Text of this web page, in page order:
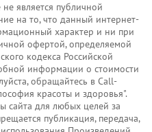
является публичной
на то, что данный интернет-
характер и ни при
офертой, определяемой
кодекса Российской
информации о стоимости
обращайтесь в Call-
красоты и здоровья".
сайта для любых целей за
публикация, передача,